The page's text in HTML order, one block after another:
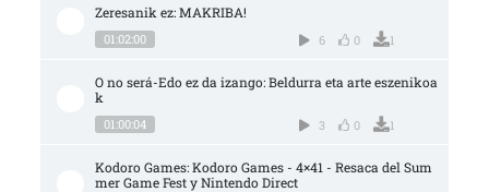
Zeresanik ez: MAKRIBA!
01:02:00 6 0 1
O no será-Edo ez da izango: Beldurra eta arte eszenikoa
k
01:00:04 3 0 1
Kodoro Games: Kodoro Games - 4×41 - Resaca del Sum
mer Game Fest y Nintendo Direct